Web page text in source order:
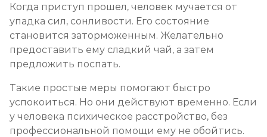
Когда приступ прошел, человек мучается от
упадка сил, сонливости. Его состояние
становится заторможенным. Желательно
предоставить ему сладкий чай, а затем
предложить поспать.
Такие простые меры помогают быстро
успокоиться. Но они действуют временно. Если
у человека психическое расстройство, без
профессиональной помощи ему не обойтись.